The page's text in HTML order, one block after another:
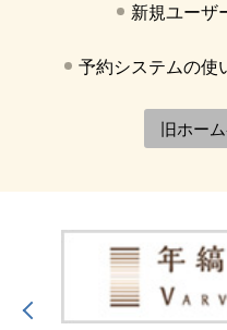
新規ユーザ
予約システムの使
旧ホー